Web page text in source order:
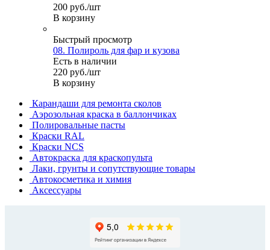
200 руб./шт
В корзину
Быстрый просмотр
08. Полироль для фар и кузова
Есть в наличии
220 руб./шт
В корзину
Карандаши для ремонта сколов
Аэрозольная краска в баллончиках
Полировальные пасты
Краски RAL
Краски NCS
Автокраска для краскопульта
Лаки, грунты и сопутствующие товары
Автокосметика и химия
Аксессуары